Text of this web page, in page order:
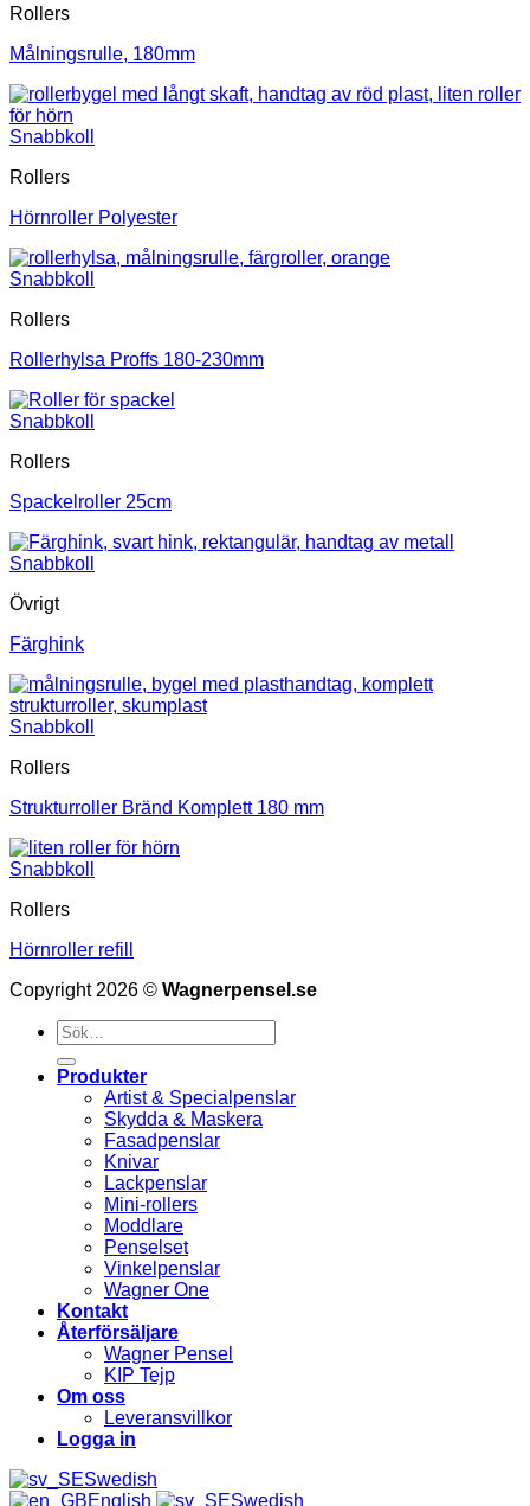
Rollers
Målningsrulle, 180mm
Snabbkoll
Rollers
Hörnroller Polyester
Snabbkoll
Rollers
Rollerhylsa Proffs 180-230mm
Snabbkoll
Rollers
Spackelroller 25cm
Snabbkoll
Övrigt
Färghink
Snabbkoll
Rollers
Strukturroller Bränd Komplett 180 mm
Snabbkoll
Rollers
Hörnroller refill
Copyright 2026 © Wagnerpensel.se
Sök
efter:
Produkter
Artist & Specialpenslar
Skydda & Maskera
Fasadpenslar
Knivar
Lackpenslar
Mini-rollers
Moddlare
Penselset
Vinkelpenslar
Wagner One
Kontakt
Återförsäljare
Wagner Pensel
KIP Tejp
Om oss
Leveransvillkor
Logga in
Swedish
English
Swedish